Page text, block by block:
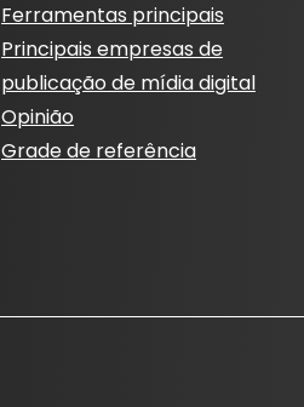
Ferramentas principais
Principais empresas de
publicação de mídia digital
Opinião
Grade de referência